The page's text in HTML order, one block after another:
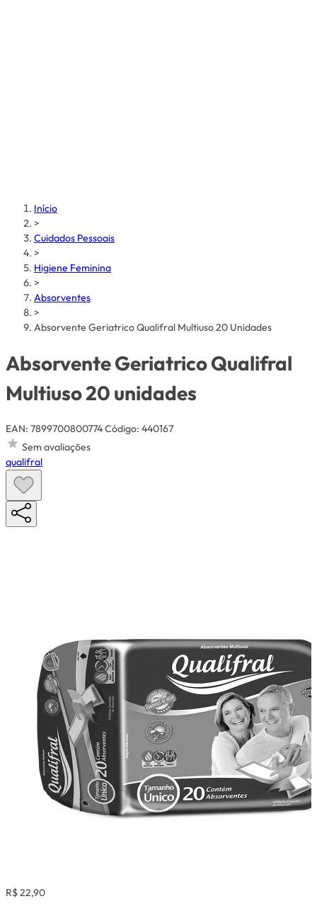
Início
>
Cuidados Pessoais
>
Higiene Feminina
>
Absorventes
>
Absorvente Geriatrico Qualifral Multiuso 20 Unidades
Absorvente Geriatrico Qualifral
Multiuso 20 unidades
EAN: 7899700800774Código: 440167
Sem avaliações
qualifral
R$ 22,90